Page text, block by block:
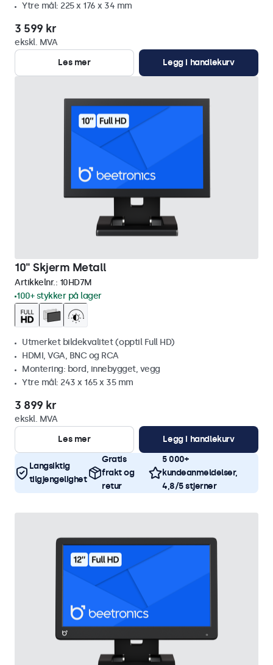
Ytre mål: 225 x 176 x 34 mm
3 599 kr
ekskl. MVA
Les mer
Legg i handlekurv
10" Skjerm Metall
Artikkelnr.: 10HD7M
100+ stykker på lager
Utmerket bildekvalitet (opptil Full HD)
HDMI, VGA, BNC og RCA
Montering: bord, innebygget, vegg
Ytre mål: 243 x 165 x 35 mm
3 899 kr
ekskl. MVA
Les mer
Legg i handlekurv
Langsiktig
tilgjengelighet
Gratis
frakt og
retur
5 000+
kundeanmeldelser,
4,8/5 stjerner